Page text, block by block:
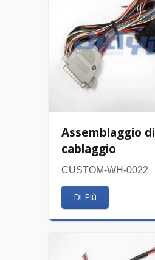
Assemblaggio di
cablaggio
CUSTOM-WH-0022
Di Più